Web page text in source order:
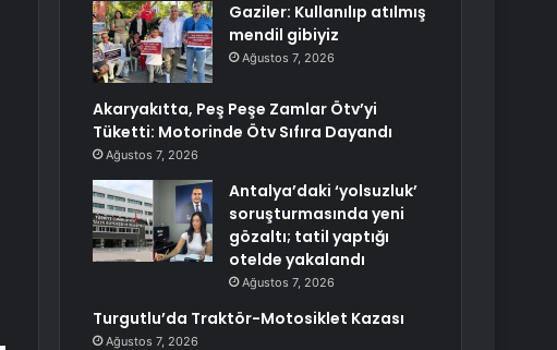
Gaziler: Kullanılıp atılmış
mendil gibiyiz
Ağustos 7, 2026
Akaryakıtta, Peş Peşe Zamlar Ötv’yi
Tüketti: Motorinde Ötv Sıfıra Dayandı
Ağustos 7, 2026
Antalya’daki ‘yolsuzluk’
soruşturmasında yeni
gözaltı; tatil yaptığı
otelde yakalandı
Ağustos 7, 2026
Turgutlu’da Traktör-Motosiklet Kazası
Ağustos 7, 2026